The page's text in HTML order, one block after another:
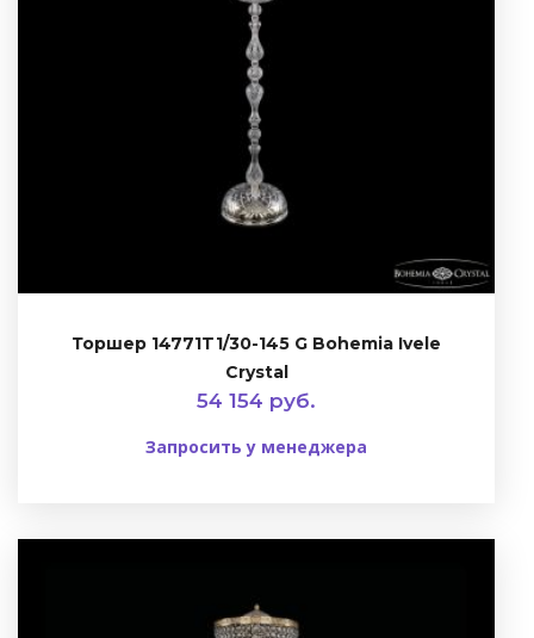
Торшер 14771T1/30-145 G Bohemia Ivele
Crystal
54 154 руб.
Запросить у менеджера